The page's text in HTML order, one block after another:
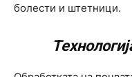
болести и штетници.